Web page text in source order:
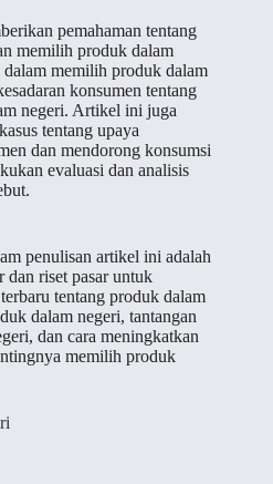
pemahaman tentang
memilih produk dalam
memilih produk dalam
konsumen tentang
negeri. Artikel ini juga
tentang upaya
dan mendorong konsumsi
evaluasi dan analisis
penulisan artikel ini adalah
dan riset pasar untuk
tentang produk dalam
dalam negeri, tantangan
dan cara meningkatkan
memilih produk